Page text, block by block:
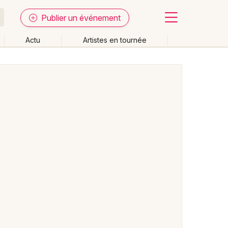
Publier un événement
Actu Artistes en tournée